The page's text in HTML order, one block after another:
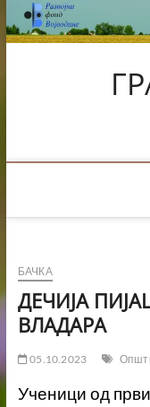
Skip
to
content
БАЧКА
ДЕЧИЈА
ВЛАДАРА
05.10.2023
Ученици од